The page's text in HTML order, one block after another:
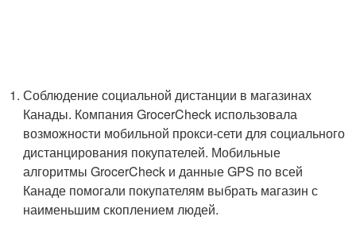
Соблюдение социальной дистанции в магазинах
Канады. Компания GrocerCheck использовала
возможности мобильной прокси-сети для социального
дистанцирования покупателей. Мобильные
алгоритмы GrocerCheck и данные GPS по всей
Канаде помогали покупателям выбрать магазин с
наименьшим скоплением людей.